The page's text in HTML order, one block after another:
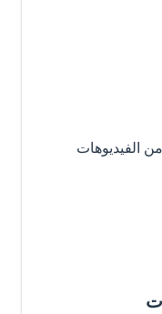
الفيديوهات